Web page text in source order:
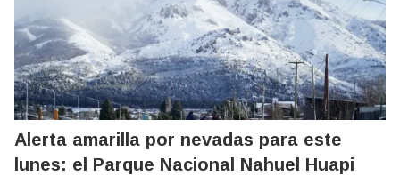
Alerta amarilla por nevadas para este
lunes: el Parque Nacional Nahuel Huapi